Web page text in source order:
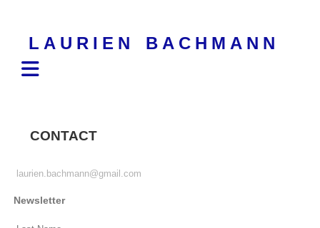
contentLAURIEN BACHMANN
CONTACT
laurien.bachmann@gmail.com
Newsletter